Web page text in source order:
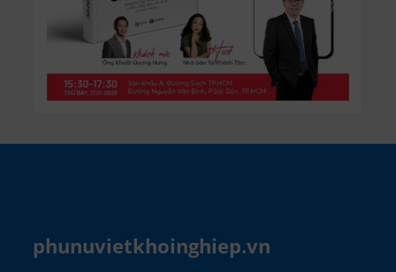
phunuvietkhoinghiep.vn